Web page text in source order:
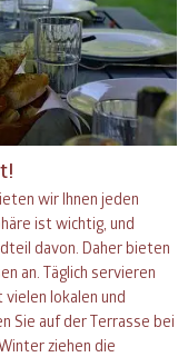
wir Ihnen jeden
ist wichtig, und
davon. Daher bieten
an. Täglich servieren
lokalen und
Sie auf der Terrasse bei
ziehen die